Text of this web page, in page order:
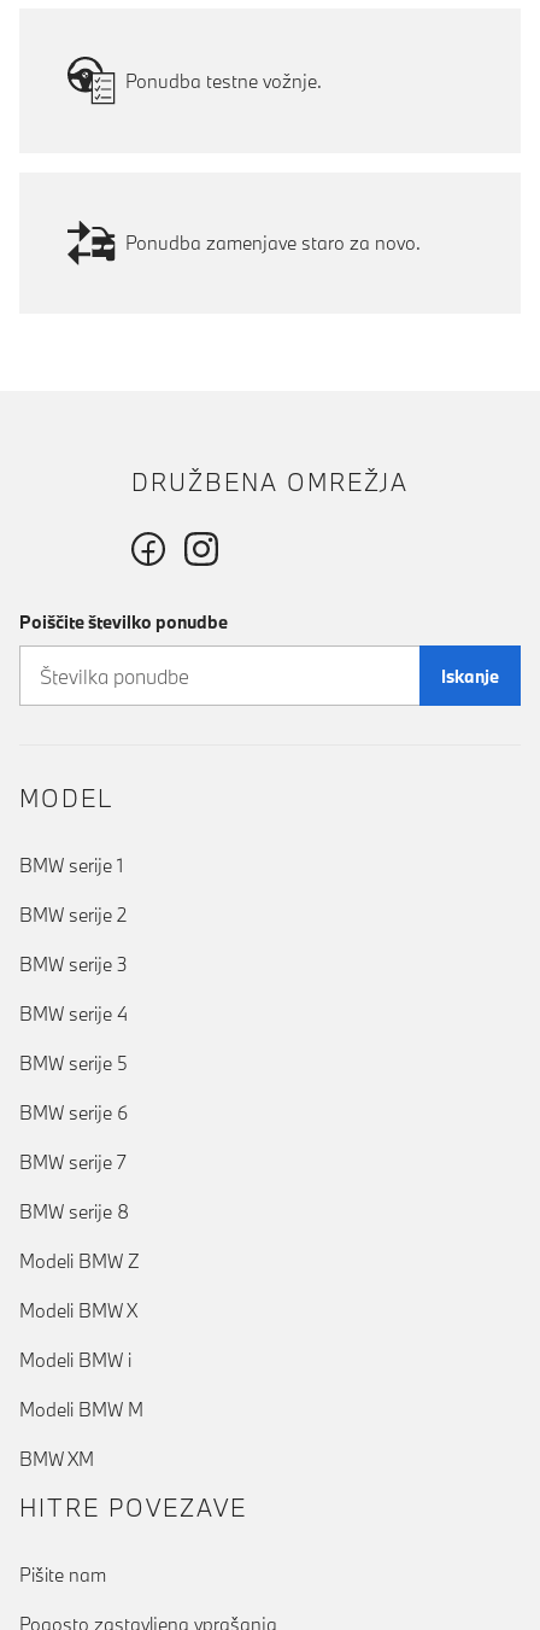
Ponudba testne vožnje.
Ponudba zamenjave staro za novo.
DRUŽBENA OMREŽJA
Poiščite številko ponudbe
Iskanje
MODEL
BMW serije 1
BMW serije 2
BMW serije 3
BMW serije 4
BMW serije 5
BMW serije 6
BMW serije 7
BMW serije 8
Modeli BMW Z
Modeli BMW X
Modeli BMW i
Modeli BMW M
BMW XM
HITRE POVEZAVE
Pišite nam
Pogosto zastavljena vprašanja